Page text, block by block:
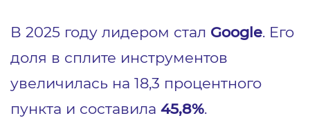
В 2025 году лидером стал Google. Его
доля в сплите инструментов
увеличилась на 18,3 процентного
пункта и составила 45,8%.